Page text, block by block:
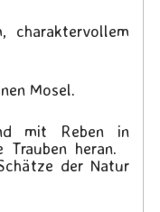
charaktervollem
Mosel.
mit Reben in
Trauben heran.
der Natur